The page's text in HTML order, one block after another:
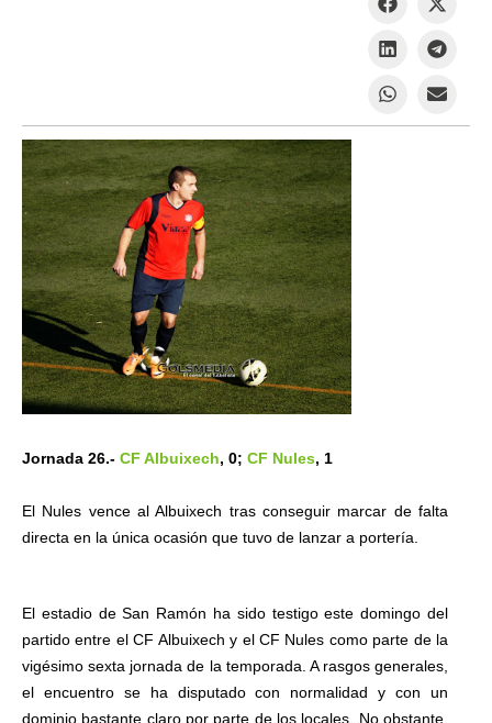
Jornada 26.- CF Albuixech, 0; CF Nules, 1
El Nules vence al Albuixech tras conseguir marcar de falta
directa en la única ocasión que tuvo de lanzar a portería.
El estadio de San Ramón ha sido testigo este domingo del
partido entre el CF Albuixech y el CF Nules como parte de la
vigésimo sexta jornada de la temporada. A rasgos generales,
el encuentro se ha disputado con normalidad y con un
dominio bastante claro por parte de los locales. No obstante,